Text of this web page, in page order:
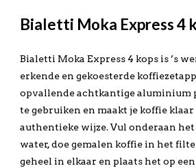
Bialetti Moka Express 4
Bialetti Moka Express 4 kops is ’s
erkende en gekoesterde
opvallende achtkantige aluminium
te gebruiken en maakt je koffie klaar
authentieke wijze. Vul onderaan
water, doe gemalen koffie in het
geheel in elkaar en plaats het op